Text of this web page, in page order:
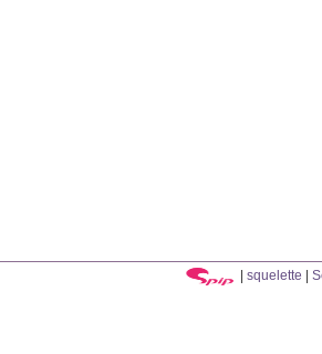
| squelette |